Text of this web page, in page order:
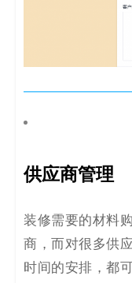
供应商管理
装修需要的材料
商，而对很多供
时间的安排，都